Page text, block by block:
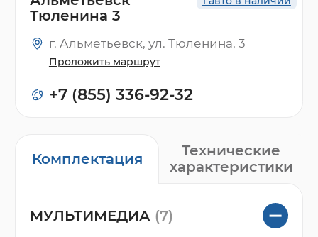
Комплектация
Технические
характеристики
МУЛЬТИМЕДИА (7)
Тюленина 3
г. Альметьевск, ул. Тюленина, 3
Проложить маршрут
+7 (855) 336-92-32